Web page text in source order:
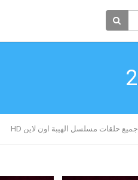
جميع حلقات مسلسل الهيبة اون لاين HD